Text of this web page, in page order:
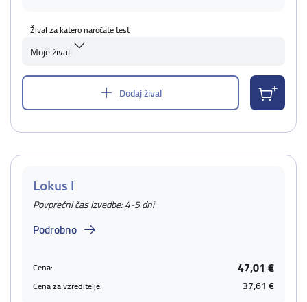
Žival za katero naročate test
Moje živali
Dodaj žival
Lokus I
Povprečni čas izvedbe: 4-5 dni
Podrobno
Cena: 47,01 €
Cena za vzreditelje: 37,61 €